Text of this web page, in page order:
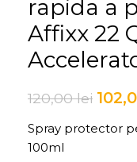
rapida a
Affixx 22
120,00lei
Spray protector
100ml